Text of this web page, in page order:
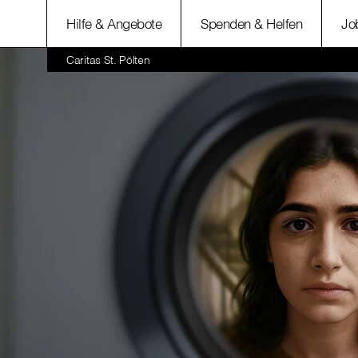
Hilfe & Angebote Spenden & Helfen
Caritas St. Pölten